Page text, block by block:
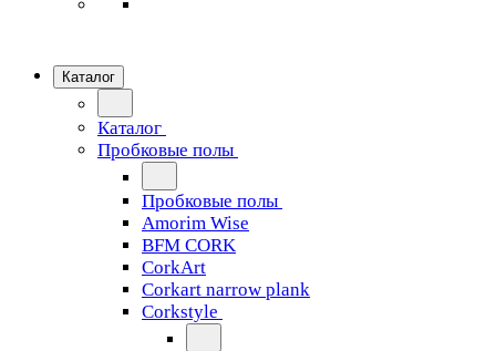
Каталог
Каталог
Пробковые полы
Пробковые полы
Amorim Wise
BFM CORK
CorkArt
Corkart narrow plank
Corkstyle